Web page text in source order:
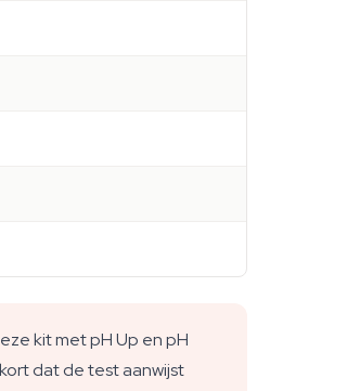
kit met pH Up en pH
dat de test aanwijst